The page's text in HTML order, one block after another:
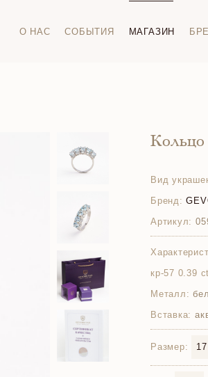
О НАС СОБЫТИЯ МАГАЗИН
Кольцо
Вид
Бренд:
Артикул:
кр-57 0.39
Металл:
Вставка:
Размер: 17